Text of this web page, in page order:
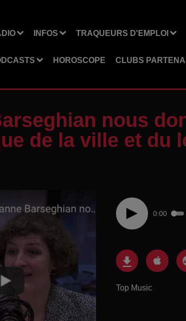
INFOS TRAQUEURS D'EMPLOI
HOROSCOPE CLUBS
nous
de la ville et du
0:00
Top Music